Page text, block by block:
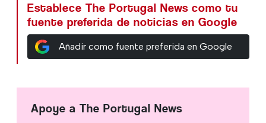
Establece The Portugal News como tu
fuente preferida de noticias en Google
Añadir como fuente preferida en Google
Apoye a The Portugal News